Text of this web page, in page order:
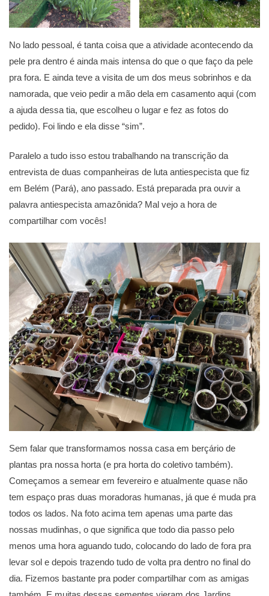
No lado pessoal, é tanta coisa que a atividade acontecendo da
pele pra dentro é ainda mais intensa do que o que faço da pele
pra fora. E ainda teve a visita de um dos meus sobrinhos e da
namorada, que veio pedir a mão dela em casamento aqui (com
a ajuda dessa tia, que escolheu o lugar e fez as fotos do
pedido). Foi lindo e ela disse “sim”.
Paralelo a tudo isso estou trabalhando na transcrição da
entrevista de duas companheiras de luta antiespecista que fiz
em Belém (Pará), ano passado. Está preparada pra ouvir a
palavra antiespecista amazônida? Mal vejo a hora de
compartilhar com vocês!
Sem falar que transformamos nossa casa em berçário de
plantas pra nossa horta (e pra horta do coletivo também).
Começamos a semear em fevereiro e atualmente quase não
tem espaço pras duas moradoras humanas, já que é muda pra
todos os lados. Na foto acima tem apenas uma parte das
nossas mudinhas, o que significa que todo dia passo pelo
menos uma hora aguando tudo, colocando do lado de fora pra
levar sol e depois trazendo tudo de volta pra dentro no final do
dia. Fizemos bastante pra poder compartilhar com as amigas